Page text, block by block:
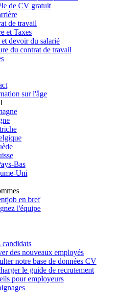
de CV gratuit
de travail
et Taxes
devoir du salarié
du contrat de travail
sur l'âge
Bas
Uni
en bref
l'équipe
candidats
des nouveaux employés
notre base de données CV
le guide de recrutement
pour employeurs